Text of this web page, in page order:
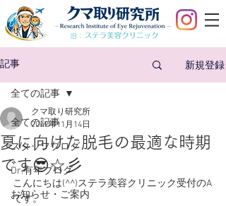
旧：
記事 新規登録
全ての記事
スタッフブログ
Dr.有年ブログ
お知らせ・ご案内
全ての記事
夏に向けた脱毛の最適な時期
です😎☆彡
クマ取り研究所
2019年11月14日
こんにちは(^^)ステラ美容クリニック受付のA
です。